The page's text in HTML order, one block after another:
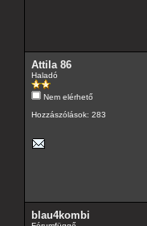
Attila 86
Haladó
Nem elérhető
Hozzászólások: 283
blau4kombi